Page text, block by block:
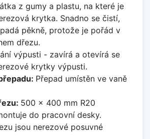
z gumy a plastu, na které je
krytka. Snadno se čistí,
pěkně, protože je pořád v
dřezu.
výpusti - zavírá a otevírá se
krytky výpusti.
Přepad umístěn ve vaně
500 x 400 mm R20
do pracovní desky.
jsou nerezové posuvné